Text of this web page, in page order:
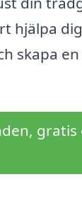
hjälpa
skapa